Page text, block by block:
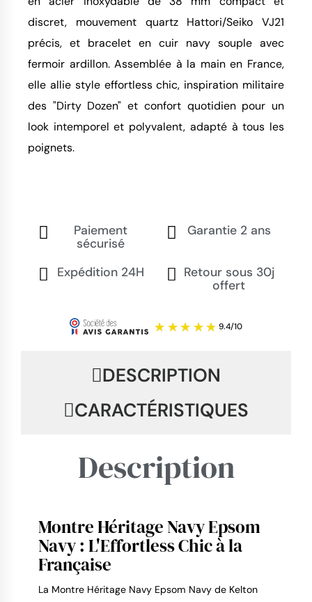
discret, mouvement quartz Hattori/Seiko VJ21
précis, et bracelet en cuir navy souple avec
fermoir ardillon. Assemblée à la main en France,
elle allie style effortless chic, inspiration militaire
des "Dirty Dozen" et confort quotidien pour un
look intemporel et polyvalent, adapté à tous les
poignets.
Paiement
sécurisé
Garantie 2 ans
Expédition 24H
Retour sous 30j
offert
DESCRIPTION
CARACTÉRISTIQUES
Description
Montre Héritage Navy Epsom
Navy : L'Effortless Chic à la
Française
La Montre Héritage Navy Epsom Navy de Kelton